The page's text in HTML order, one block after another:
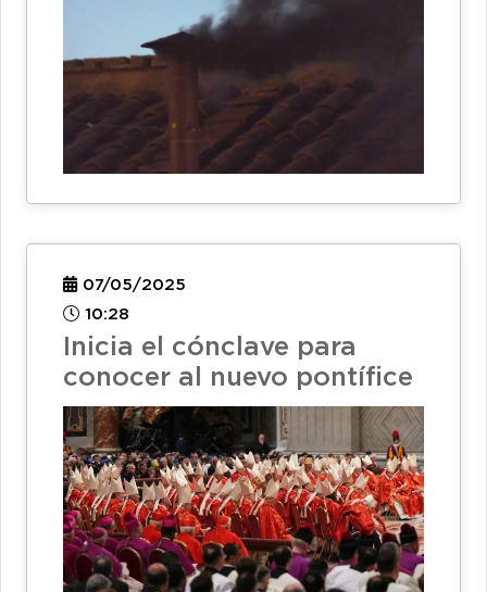
07/05/2025
10:28
Inicia el cónclave para
conocer al nuevo pontífice